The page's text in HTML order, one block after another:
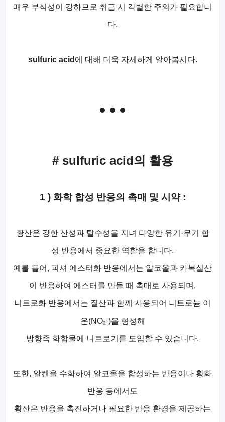
매우 부식성이 강하므로 취급 시 각별한 주의가 필요합니
다.
sulfuric acid 에 대해 더욱 자세하게 알아봅시다.
# sulfuric acid의 활용
1 ) 화학 합성 반응의 촉매 및 시약 :
황산은 강한 산성과 탈수성을 지녀 다양한 유기·무기 합
성 반응에서 중요한 역할을 합니다.
예를 들어, 피셔 에스터화 반응에서는 알코올과 카복실산
이 반응하여 에스터를 만들 때 촉매로 사용되며,
니트로화 반응에서는 질산과 함께 사용되어 니트로늄 이
온(NO₂⁺)을 형성해
방향족 화합물에 니트로기를 도입할 수 있습니다.
또한, 알켄을 수화하여 알코올을 합성하는 반응이나 황화
반응 등에서도
황산은 반응을 촉진하거나 필요한 반응 환경을 제공하는